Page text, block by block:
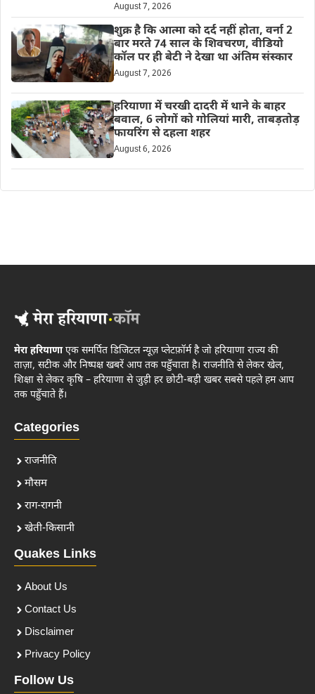
August 7, 2026
शुक्र है कि आत्मा को दर्द नहीं होता, वर्ना 2
बार मरते 74 साल के शिवचरण, वीडियो
कॉल पर ही बेटी ने देखा था अंतिम संस्कार
August 7, 2026
हरियाणा में चरखी दादरी में थाने के बाहर
बवाल, 6 लोगों को गोलियां मारी, ताबड़तोड़
फायरिंग से दहला शहर
August 6, 2026
मेरा हरियाणाएक समर्पित डिजिटल न्यूज़ प्लेटफ़ॉर्म है जो हरियाणा राज्य की
ताज़ा, सटीक और निष्पक्ष खबरें आप तक पहुँचाता है। राजनीति से लेकर खेल,
शिक्षा से लेकर कृषि – हरियाणा से जुड़ी हर छोटी-बड़ी खबर सबसे पहले हम आप
तक पहुँचाते हैं।
Categories
राजनीति
मौसम
राग-रागनी
खेती-किसानी
Quakes Links
About Us
Contact Us
Disclaimer
Privacy Policy
Follow Us